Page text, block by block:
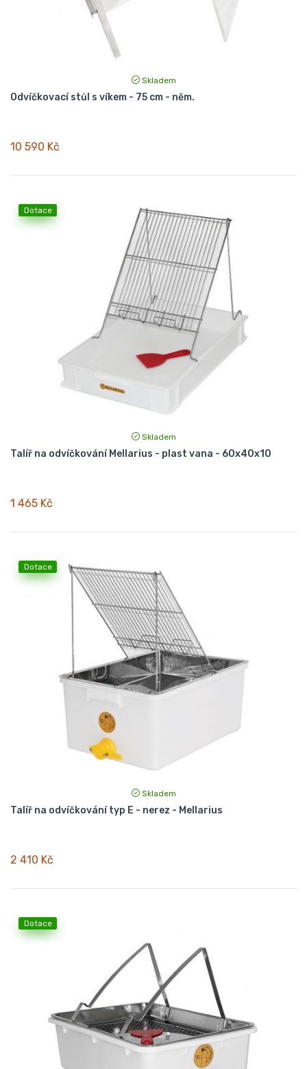
Skladem
Odvíčkovací stůl s víkem - 75 cm - něm.
10 590 Kč
Dotace
Skladem
Talíř na odvíčkování Mellarius - plast vana - 60x40x10
1 465 Kč
Dotace
Skladem
Talíř na odvíčkování typ E - nerez - Mellarius
2 410 Kč
Dotace